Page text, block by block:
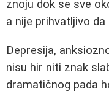
znoju dok se sve
a nije prihvatljivo
Depresija,
nisu hir niti znak
dramatičnog pada